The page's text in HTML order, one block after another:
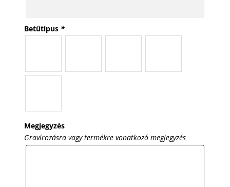
Betűtípus *
Megjegyzés
Gravírozásra vagy termékre vonatkozó megjegyzés